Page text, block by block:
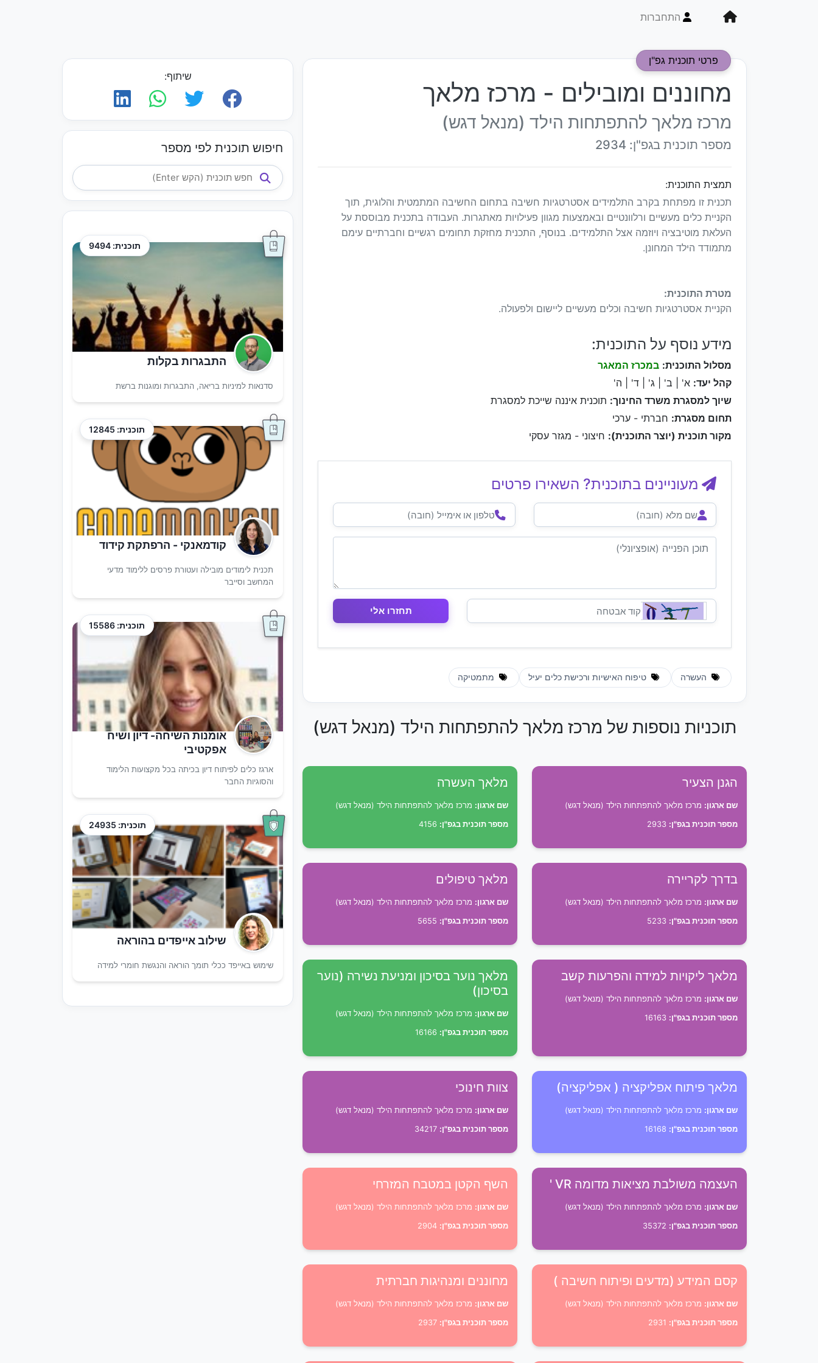
התחברות
פרטי תוכנית גפ"ן
מחוננים ומובילים - מרכז מלאך
מרכז מלאך להתפתחות הילד (מנאל דגש)
מספר תוכנית בגפ"ן: 2934
תמצית התוכנית:
תכנית זו מפתחת בקרב התלמידים אסטרטגיות חשיבה בתחום החשיבה המתמטית והלוגית, תוך
הקניית כלים מעשיים ורלוונטיים ובאמצעות מגוון פעילויות מאתגרות. העבודה בתכנית מבוססת על
העלאת מוטיבציה ויוזמה אצל התלמידים. בנוסף, התכנית מחזקת תחומים רגשיים וחברתיים עימם
מתמודד הילד המחונן.
מטרת התוכנית:
הקניית אסטרטגיות חשיבה וכלים מעשיים ליישום ולפעולה.
מידע נוסף על התוכנית:
מסלול התוכנית: במכרז המאגר
קהל יעד: א' | ב' | ג' | ד' | ה'
שיוך למסגרת משרד החינוך: תוכנית איננה שייכת למסגרת
תחום מסגרת: חברתי - ערכי
מקור תוכנית (יוצר התוכנית): חיצוני - מגזר עסקי
מעוניינים בתוכנית? השאירו פרטים
העשרה טיפוח האישיות ורכישת כלים יעיל מתמטיקה
תוכניות נוספות של מרכז מלאך להתפתחות הילד (מנאל דגש)
הגנן הצעיר
שם ארגון: מרכז מלאך להתפתחות הילד (מנאל דגש)
מספר תוכנית בגפ"ן:
מלאך העשרה
שם ארגון: מרכז מלאך להתפתחות הילד (מנאל דגש)
מספר תוכנית בגפ"ן:
בדרך לקריירה
שם ארגון: מרכז מלאך להתפתחות הילד (מנאל דגש)
מספר תוכנית בגפ"ן:
מלאך טיפולים
שם ארגון: מרכז מלאך להתפתחות הילד (מנאל דגש)
מספר תוכנית בגפ"ן:
מלאך ליקויות למידה והפרעות קשב
שם ארגון: מרכז מלאך להתפתחות הילד (מנאל דגש)
מספר תוכנית בגפ"ן:
מלאך נוער בסיכון ומניעת נשירה (נוער
בסיכון)
שם ארגון: מרכז מלאך להתפתחות הילד (מנאל דגש)
מספר תוכנית בגפ"ן:
מלאך פיתוח אפליקציה ( אפליקציה)
שם ארגון: מרכז מלאך להתפתחות הילד (מנאל דגש)
מספר תוכנית בגפ"ן:
צוות חינוכי
שם ארגון: מרכז מלאך להתפתחות הילד (מנאל דגש)
מספר תוכנית בגפ"ן:
העצמה משולבת מציאות מדומה VR '
שם ארגון: מרכז מלאך להתפתחות הילד (מנאל דגש)
מספר תוכנית בגפ"ן:
השף הקטן במטבח המזרחי
שם ארגון: מרכז מלאך להתפתחות הילד (מנאל דגש)
מספר תוכנית בגפ"ן:
קסם המידע (מדעים ופיתוח חשיבה )
שם ארגון: מרכז מלאך להתפתחות הילד (מנאל דגש)
מספר תוכנית בגפ"ן:
מחוננים ומנהיגות חברתית
שם ארגון: מרכז מלאך להתפתחות הילד (מנאל דגש)
מספר תוכנית בגפ"ן:
שיתוף:
חיפוש תוכנית לפי מספר
תוכנית: 9494
התבגרות בקלות
סדנאות למיניות בריאה, התבגרות ומוגנות ברשת
תוכנית: 12845
קודמאנקי - הרפתקת קידוד
תכנית לימודים מובילה ועטורת פרסים ללימוד מדעי
המחשב וסייבר
תוכנית: 15586
אומנות השיחה- דיון ושיח
אפקטיבי
ארגז כלים לפיתוח דיון בכיתה בכל מקצועות הלימוד
והסוגיות החבר
תוכנית: 24935
שילוב אייפדים בהוראה
שימוש באייפד ככלי תומך הוראה והנגשת חומרי למידה